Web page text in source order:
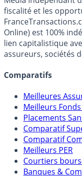
Premier guide
Média indépendant
fiscalité et les
Online) est 100%
lien capitalistique
assureurs, sociétés
Comparatifs
Meilleures
Meilleurs
Placements
Comparatif
Comparatif
Meilleurs PER